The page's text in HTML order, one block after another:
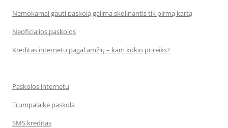
Nemokamai gauti paskolą galima skolinantis tik pirmą kartą
Neoficialios paskolos
Kreditas internetu pagal amžių – kam kokio prireiks?
Paskolos internetu
Trumpalaikė paskola
SMS kreditas